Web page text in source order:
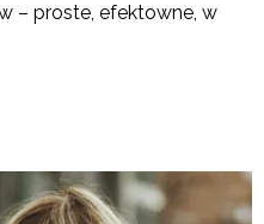
– proste, efektowne, w